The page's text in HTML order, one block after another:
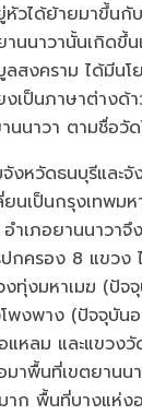
หัวได้ย้ายมาขึ้น
านนาวานั้นเกิดขึ้
สงคราม ได้มีนโ
งเป็นภาษาต่างด้
นนาวา ตามชื่อวั
งหวัดธนบุรีและ
ยนเป็นกรุงเทพม
ำเภอยานนาวาจึ
กครอง 8 แขวง
ทุ่งมหาเมฆ (ปัจ
พงพาง (ปัจจุบัน
หลม และแขวง
าพื้นที่เขตยานน
าก พื้นที่บางแห่ง